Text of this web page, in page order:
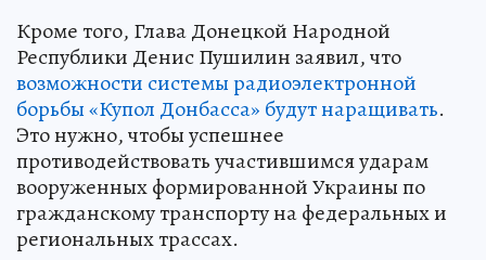
Кроме того, Глава Донецкой Народной
Республики Денис Пушилин заявил, что
возможности системы радиоэлектронной
борьбы «Купол Донбасса» будут наращивать.
Это нужно, чтобы успешнее
противодействовать участившимся ударам
вооруженных формированной Украины по
гражданскому транспорту на федеральных и
региональных трассах.